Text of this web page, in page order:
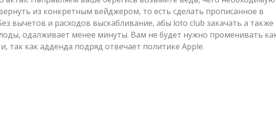
из конкретным вейджером, то есть сделать прописанное в
вычетов и расходов выскабливание, абы loto club закачать а также
одалживает менее минуты. Вам не будет нужно променивать
так как адденда подряд отвечает политике Apple.